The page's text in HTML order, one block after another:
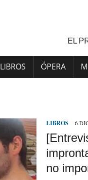
EL
LIBROS ÓPERA
LIBROS 6
no